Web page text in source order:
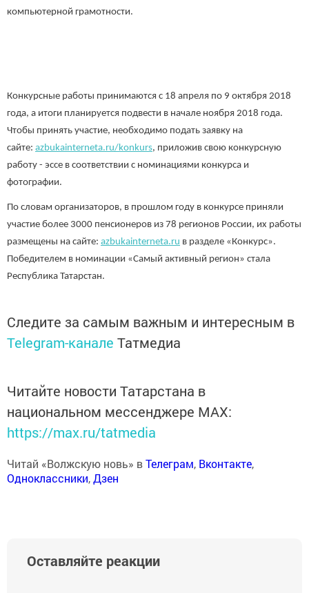
компьютерной грамотности.
Конкурсные работы принимаются с 18 апреля по 9 октября 2018
года, а итоги планируется подвести в начале ноября 2018 года.
Чтобы принять участие, необходимо подать заявку на
сайте: azbukainterneta.ru/konkurs, приложив свою конкурсную
работу - эссе в соответствии с номинациями конкурса и
фотографии.
По словам организаторов, в прошлом году в конкурсе приняли
участие более 3000 пенсионеров из 78 регионов России, их работы
размещены на сайте: azbukainterneta.ru в разделе «Конкурс».
Победителем в номинации «Самый активный регион» стала
Республика Татарстан.
Следите за самым важным и интересным в
Telegram-канале Татмедиа
Читайте новости Татарстана в
национальном мессенджере MАХ:
https://max.ru/tatmedia
Читай «Волжскую новь» вТелеграм, Вконтакте,
Одноклассники,Дзен
Оставляйте реакции